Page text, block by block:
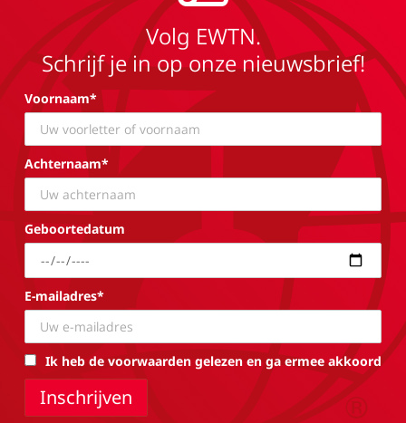
Volg EWTN.
Schrijf je in op onze nieuwsbrief!
Voornaam*
Achternaam*
Geboortedatum
E-mailadres*
Ik heb de voorwaarden gelezen en ga ermee akkoord